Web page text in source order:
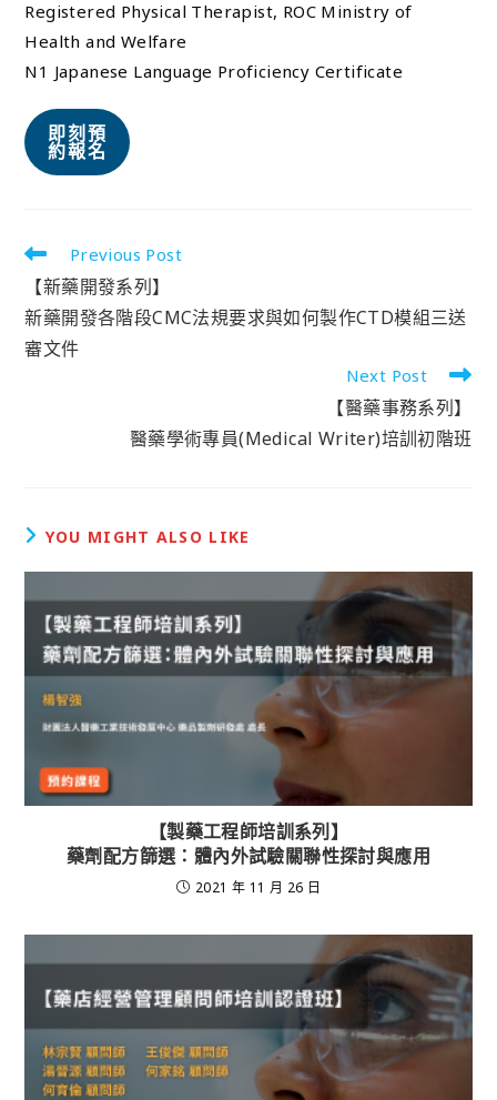
Registered Physical Therapist, ROC Ministry of
Health and Welfare
N1 Japanese Language Proficiency Certificate
即刻預
約報名
Previous Post
【新藥開發系列】
新藥開發各階段CMC法規要求與如何製作CTD模組三送
審文件
Next Post
【醫藥事務系列】
醫藥學術專員(Medical Writer)培訓初階班
YOU MIGHT ALSO LIKE
【製藥工程師培訓系列】
藥劑配方篩選：體內外試驗關聯性探討與應用
2021 年 11 月 26 日